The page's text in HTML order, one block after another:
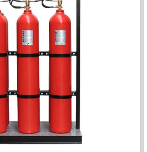
CHỐNG CHÁY NỔ TIÊU
HÀN QUỐC
HỆ
RX500